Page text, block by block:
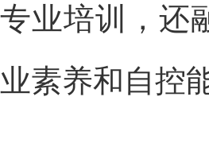
专业培训，还
业素养和自控